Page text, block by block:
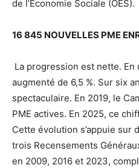
de l’Économie Sociale (OES).
16 845 NOUVELLES PME
La progression est nette. En
augmenté de 6,5 %. Sur six
spectaculaire. En 2019, le
PME actives. En 2025, ce
Cette évolution s’appuie sur
trois Recensements
en 2009, 2016 et 2023,